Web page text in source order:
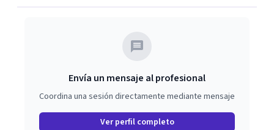
la psicología con un enfoque informado en trauma para
internos, fortalecer sus recursos personales, desarrollar
nuevas estrategias de afrontamiento y avanzar con
mayor claridad, resiliencia y bienestar. Creo
fundamental para la transformación personal y para
construir una vida más auténtica y significativa.
Envía un mensaje al profesional
Coordina una sesión directamente mediante mensaje
Ver perfil completo